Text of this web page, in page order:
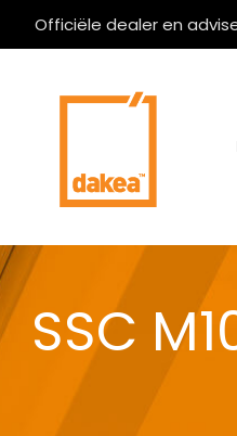
Officiële dealer en
SSC